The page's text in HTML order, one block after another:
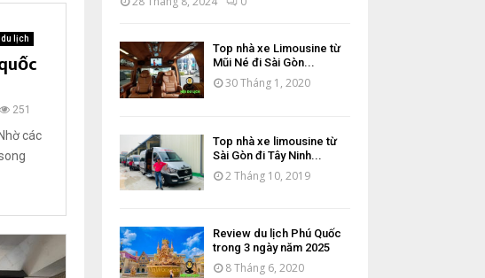
du lịch
251
các
Top nhà xe Limousine từ
Mũi Né đi Sài Gòn...
30 Tháng 1, 2020
Top nhà xe limousine từ
Sài Gòn đi Tây Ninh...
2 Tháng 10, 2019
Review du lịch Phú Quốc
trong 3 ngày năm 2025
8 Tháng 6, 2020